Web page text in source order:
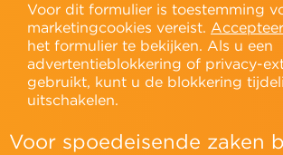
Voor dit formulier is toestemming
marketingcookies vereist.
het formulier te bekijken. Als u een
advertentieblokkering of privacy-
gebruikt, kunt u de blokkering
uitschakelen.
Voor spoedeisende zaken